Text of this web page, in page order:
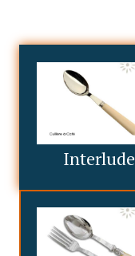
Interlude